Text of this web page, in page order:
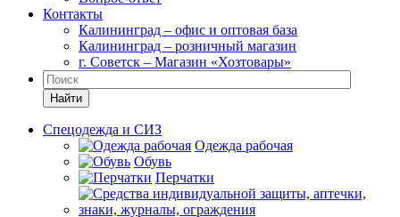
Контакты
Калининград – офис и оптовая база
Калининград – розничный магазин
г. Советск – Магазин «Хозтовары»
Найти
Спецодежда и СИЗ
Одежда рабочая
Обувь
Перчатки